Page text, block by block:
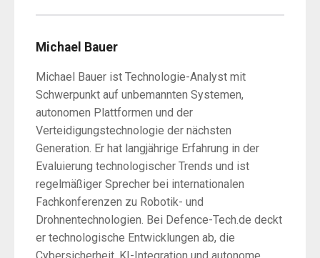
Michael Bauer
Michael Bauer ist Technologie-Analyst mit
Schwerpunkt auf unbemannten Systemen,
autonomen Plattformen und der
Verteidigungstechnologie der nächsten
Generation. Er hat langjährige Erfahrung in der
Evaluierung technologischer Trends und ist
regelmäßiger Sprecher bei internationalen
Fachkonferenzen zu Robotik- und
Drohnentechnologien. Bei Defence-Tech.de deckt
er technologische Entwicklungen ab, die
Cybersicherheit, KI-Integration und autonome